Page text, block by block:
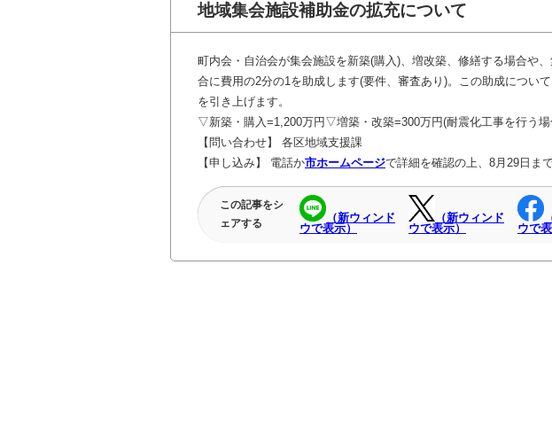
地域集会施設補助金の拡充について
町内会・自治会が集会施設を新築(購入)、増改築、修繕する場合や
合に費用の2分の1を助成します(要件、審査あり)。この助成につい
を引き上げます。
▽新築・購入=1,200万円▽増築・改築=300万円(耐震化工事を行う
【問い合わせ】 各区地域支援課
【申し込み】 電話か市ホームページで詳細を確認の上、8月29日ま
この記事をシ
ェアする
（新ウィンド
ウで表示）
（新ウィンド
ウで表示）
ウで表